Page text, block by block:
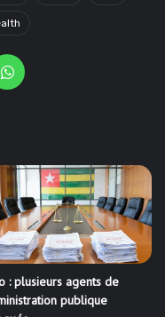
WhatsApp
: plusieurs agents de
publique